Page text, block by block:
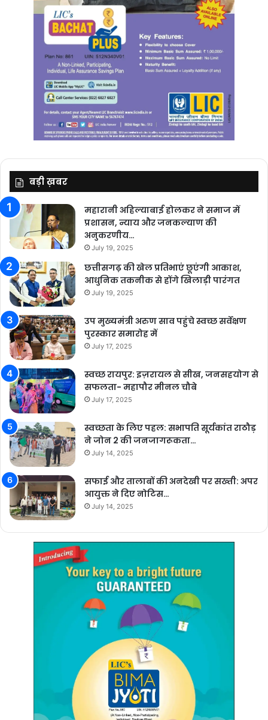
बड़ी ख़बर
महारानी अहिल्याबाई होलकर ने समाज में
प्रशासन, न्याय और जनकल्याण की
अनुकरणीय…
July 19, 2025
छत्तीसगढ़ की खेल प्रतिभाएं छूएंगी आकाश,
आधुनिक तकनीक से होंगे खिलाड़ी पारंगत
July 19, 2025
उप मुख्यमंत्री अरुण साव पहुंचे स्वच्छ सर्वेक्षण
पुरस्कार समारोह में
July 17, 2025
स्वच्छ रायपुर: इज़रायल से सीख, जनसहयोग से
सफलता- महापौर मीनल चौबे
July 17, 2025
स्वच्छता के लिए पहल: सभापति सूर्यकांत राठौड़
ने जोन 2 की जनजागरूकता…
July 14, 2025
सफाई और तालाबों की अनदेखी पर सख्ती: अपर
आयुक्त ने दिए नोटिस…
July 14, 2025